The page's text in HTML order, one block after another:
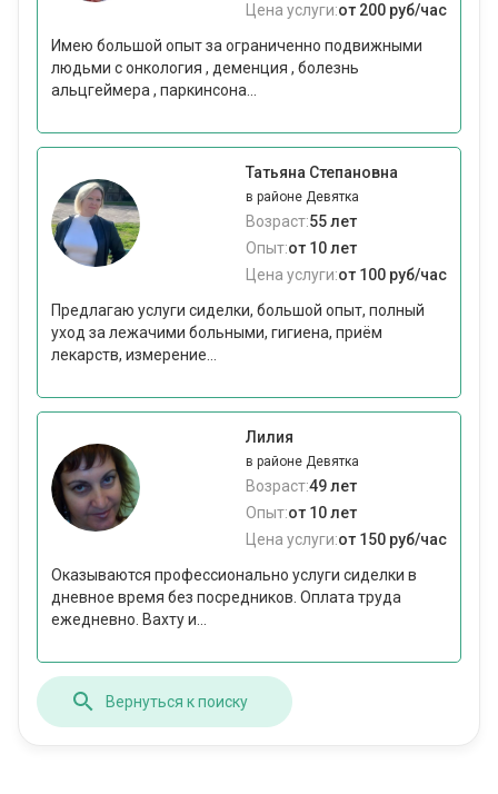
Цена услуги:от 200 руб/час
Имею большой опыт за ограниченно подвижными
людьми с онкология , деменция , болезнь
альцгеймера , паркинсона...
Татьяна Степановна
в районе Девятка
Возраст:55 лет
Опыт:от 10 лет
Цена услуги:от 100 руб/час
Предлагаю услуги сиделки, большой опыт, полный
уход за лежачими больными, гигиена, приём
лекарств, измерение...
Лилия
в районе Девятка
Возраст:49 лет
Опыт:от 10 лет
Цена услуги:от 150 руб/час
Оказываются профессионально услуги сиделки в
дневное время без посредников. Оплата труда
ежедневно. Вахту и...
Вернуться к поиску